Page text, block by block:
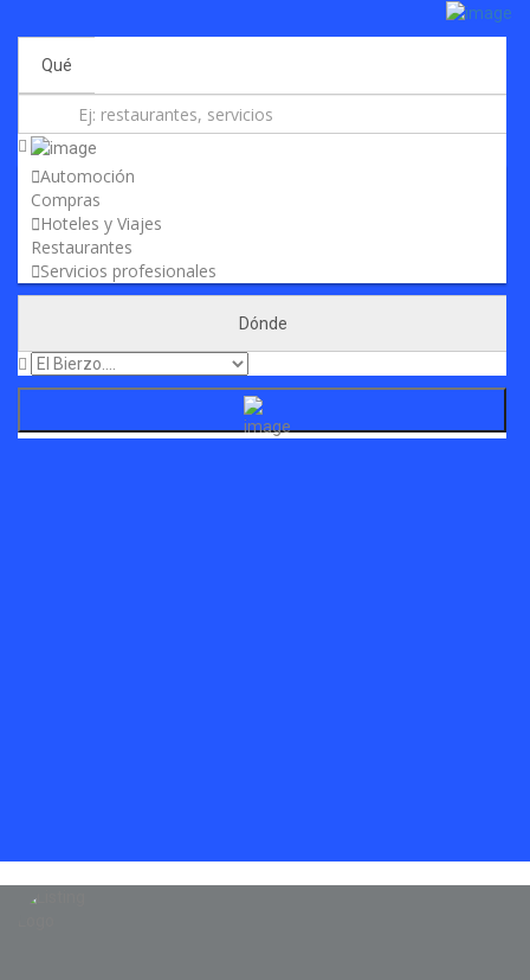
Actualidad
Contacto
Qué
Automoción
Compras
Hoteles y Viajes
Restaurantes
Servicios profesionales
Dónde